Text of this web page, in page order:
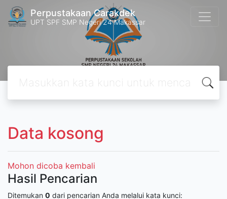
Perpustakaan Carakdek
UPT SPF SMP Negeri 24 Makassar
Data kosong
Mohon dicoba kembali
Hasil Pencarian
Ditemukan 0 dari pencarian Anda melalui kata kunci: